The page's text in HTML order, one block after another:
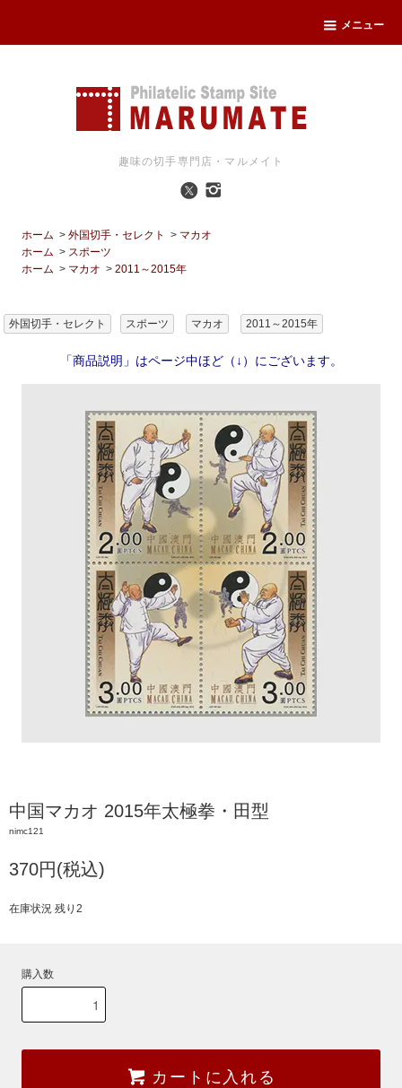
メニュー
趣味の切手専門店・マルメイト
ホーム >外国切手・セレクト > マカオ
ホーム > スポーツ
ホーム > マカオ >2011～2015年
外国切手・セレクト スポーツ マカオ 2011～2015年
「商品説明」はページ中ほど（↓）にございます。
中国マカオ 2015年太極拳・田型
nimc121
370円(税込)
在庫状況 残り2
購入数
カートに入れる